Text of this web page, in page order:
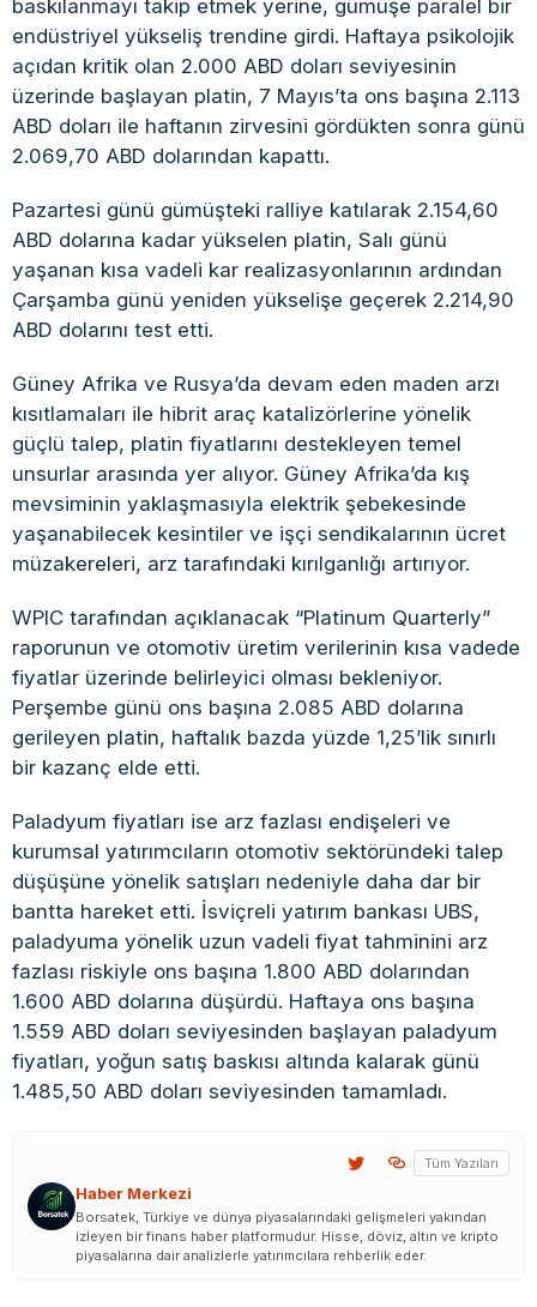
baskılanmayı takip etmek yerine, gümüşe paralel bir
endüstriyel yükseliş trendine girdi. Haftaya psikolojik
açıdan kritik olan 2.000 ABD doları seviyesinin
üzerinde başlayan platin, 7 Mayıs’ta ons başına 2.113
ABD doları ile haftanın zirvesini gördükten sonra günü
2.069,70 ABD dolarından kapattı.
Pazartesi günü gümüşteki ralliye katılarak 2.154,60
ABD dolarına kadar yükselen platin, Salı günü
yaşanan kısa vadeli kar realizasyonlarının ardından
Çarşamba günü yeniden yükselişe geçerek 2.214,90
ABD dolarını test etti.
Güney Afrika ve Rusya’da devam eden maden arzı
kısıtlamaları ile hibrit araç katalizörlerine yönelik
güçlü talep, platin fiyatlarını destekleyen temel
unsurlar arasında yer alıyor. Güney Afrika’da kış
mevsiminin yaklaşmasıyla elektrik şebekesinde
yaşanabilecek kesintiler ve işçi sendikalarının ücret
müzakereleri, arz tarafındaki kırılganlığı artırıyor.
WPIC tarafından açıklanacak “Platinum Quarterly”
raporunun ve otomotiv üretim verilerinin kısa vadede
fiyatlar üzerinde belirleyici olması bekleniyor.
Perşembe günü ons başına 2.085 ABD dolarına
gerileyen platin, haftalık bazda yüzde 1,25’lik sınırlı
bir kazanç elde etti.
Paladyum fiyatları ise arz fazlası endişeleri ve
kurumsal yatırımcıların otomotiv sektöründeki talep
düşüşüne yönelik satışları nedeniyle daha dar bir
bantta hareket etti. İsviçreli yatırım bankası UBS,
paladyuma yönelik uzun vadeli fiyat tahminini arz
fazlası riskiyle ons başına 1.800 ABD dolarından
1.600 ABD dolarına düşürdü. Haftaya ons başına
1.559 ABD doları seviyesinden başlayan paladyum
fiyatları, yoğun satış baskısı altında kalarak günü
1.485,50 ABD doları seviyesinden tamamladı.
Haber Merkezi
Tüm Yazıları
Borsatek, Türkiye ve dünya piyasalarındaki gelişmeleri yakından
izleyen bir finans haber platformudur. Hisse, döviz, altın ve kripto
piyasalarına dair analizlerle yatırımcılara rehberlik eder.